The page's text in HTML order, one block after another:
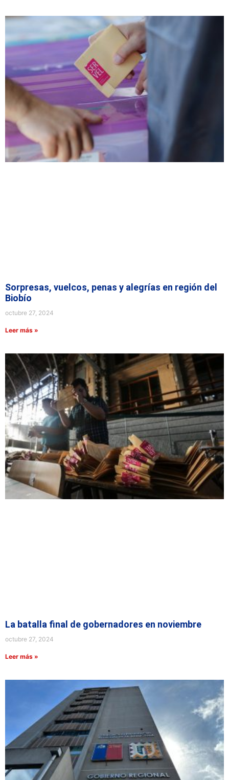
Sorpresas, vuelcos, penas y alegrías en región del
Biobío
octubre 27, 2024
Leer más »
La batalla final de gobernadores en noviembre
octubre 27, 2024
Leer más »